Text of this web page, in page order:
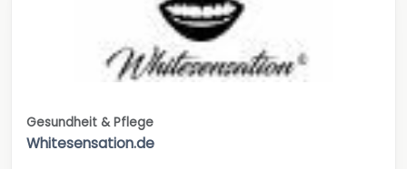
Gesundheit & Pflege
Whitesensation.de